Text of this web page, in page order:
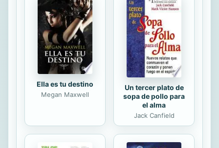
Ella es tu destino
Megan Maxwell
Un tercer plato de
sopa de pollo para
el alma
Jack Canfield